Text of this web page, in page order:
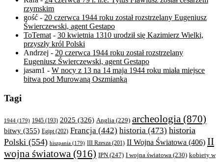
rzymskim
gość - 20 czerwca 1944 roku został rozstrzelany Eugeniusz
Świerczewski, agent Gestapo
ToTemat- 30 kwietnia 1310 urodził się Kazimierz Wielki,
przyszły król Polski
Andrzej - 20 czerwca 1944 roku został rozstrzelany
Eugeniusz Świerczewski, agent Gestapo
jasam1 - W nocy z 13 na 14 maja 1944 roku miała miejsce
bitwa pod Murowaną Oszmianką
Tagi
1944 (179) 1945 (193) 2025 (326) Anglia (229) archeologia (870)
bitwy (355) Egipt(202) Francja (442) historia (473) historia
Polski (554) hiszpania (179) III Rzesza (201) II Wojna Światowa (406) II
wojna światowa (916) IPN (247) I wojna światowa (230) kobiety w